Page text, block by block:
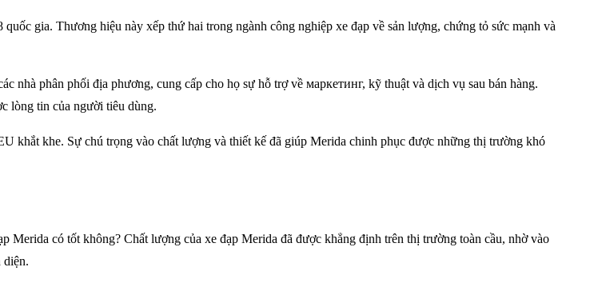
gia. Thương hiệu này xếp thứ hai trong ngành công nghiệp xe đạp về sản lượng, chứng tỏ sức mạnh và
nhà phân phối địa phương, cung cấp cho họ sự hỗ trợ về маркетинг, kỹ thuật và dịch vụ sau bán hàng.
lòng tin của người tiêu dùng.
khắt khe. Sự chú trọng vào chất lượng và thiết kế đã giúp Merida chinh phục được những thị trường khó
Merida có tốt không? Chất lượng của xe đạp Merida đã được khẳng định trên thị trường toàn cầu, nhờ vào
diện.